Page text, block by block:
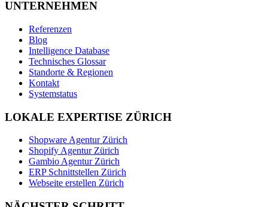
UNTERNEHMEN
Referenzen
Blog
Intelligence Database
Technisches Glossar
Standorte & Regionen
Kontakt
Systemstatus
LOKALE EXPERTISE ZÜRICH
Shopware Agentur Zürich
Shopify Agentur Zürich
Gambio Agentur Zürich
ERP Schnittstellen Zürich
Webseite erstellen Zürich